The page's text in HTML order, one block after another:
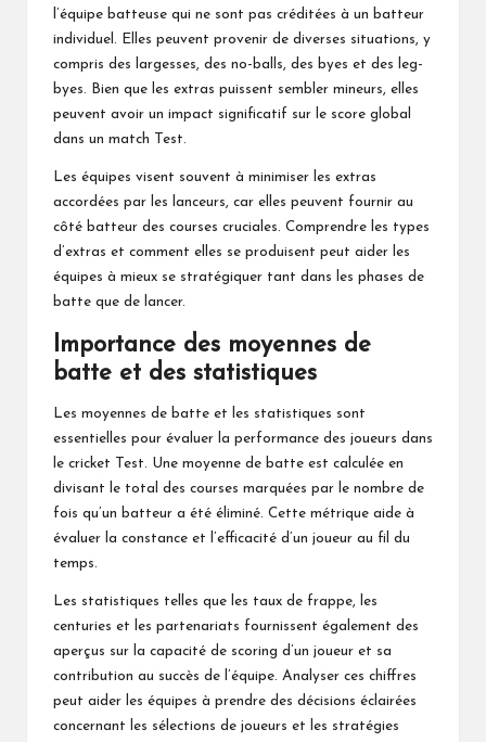
l’équipe batteuse qui ne sont pas créditées à un batteur
individuel. Elles peuvent provenir de diverses situations, y
compris des largesses, des no-balls, des byes et des leg-
byes. Bien que les extras puissent sembler mineurs, elles
peuvent avoir un impact significatif sur le score global
dans un match Test.
Les équipes visent souvent à minimiser les extras
accordées par les lanceurs, car elles peuvent fournir au
côté batteur des courses cruciales. Comprendre les types
d’extras et comment elles se produisent peut aider les
équipes à mieux se stratégiquer tant dans les phases de
batte que de lancer.
Importance des moyennes de
batte et des statistiques
Les moyennes de batte et les statistiques sont
essentielles pour évaluer la performance des joueurs dans
le cricket Test. Une moyenne de batte est calculée en
divisant le total des courses marquées par le nombre de
fois qu’un batteur a été éliminé. Cette métrique aide à
évaluer la constance et l’efficacité d’un joueur au fil du
temps.
Les statistiques telles que les taux de frappe, les
centuries et les partenariats fournissent également des
aperçus sur la capacité de scoring d’un joueur et sa
contribution au succès de l’équipe. Analyser ces chiffres
peut aider les équipes à prendre des décisions éclairées
concernant les sélections de joueurs et les stratégies